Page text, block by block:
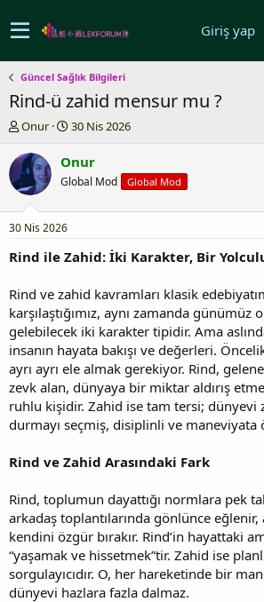
Giriş yap
Güncel Sağlık Bilgileri
Rind-ü zahid mensur mu ?
K
n
u
y
b
a
ş
t
a
n
Onur
B
ş
a
ç
r
i
h
i
30 Nis 2026
Onur
Global Mod Global Mod
30 Nis 2026
Rind ile Zahid: İki Karakter, Bir
Rind ve zahid kavramları klasik
karşılaştığımız, aynı zamanda
gelebilecek iki karakter tipidir. Ama
insanın hayata bakışı ve değerleri.
ayrı ayrı ele almak gerekiyor. Rind,
zevk alan, dünyaya bir miktar aldırış
ruhlu kişidir. Zahid ise tam tersi; dünyevi
durmayı seçmiş, disiplinli ve maneviyata
Rind ve Zahid Arasındaki Fark
Rind, toplumun dayattığı normlara pek
arkadaş toplantılarında gönlünce
kendini özgür bırakır. Rind’in hayattaki
“yaşamak ve hissetmek”tir. Zahid ise
sorgulayıcıdır. O, her hareketinde bir
dünyevi hazlara fazla dalmaz.